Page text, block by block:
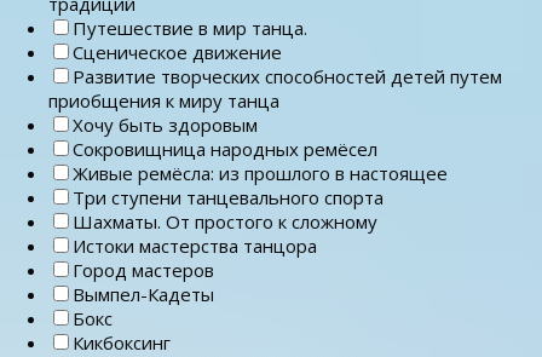
Путешествие в мир танца.
Сценическое движение
Развитие творческих способностей детей путем
приобщения к миру танца
Хочу быть здоровым
Сокровищница народных ремёсел
Живые ремёсла: из прошлого в настоящее
Три ступени танцевального спорта
Шахматы. От простого к сложному
Истоки мастерства танцора
Город мастеров
Вымпел-Кадеты
Бокс
Кикбоксинг